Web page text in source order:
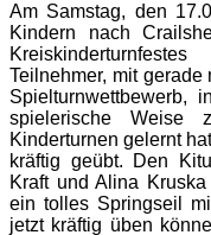
Am Samstag, den
Kindern nach
Teilnehmer, mit
Spielturnwettbewerb,
spielerische
Kinderturnen gelernt
kräftig geübt. Den
Kraft und Alina
ein tolles Springseil
jetzt kräftig üben